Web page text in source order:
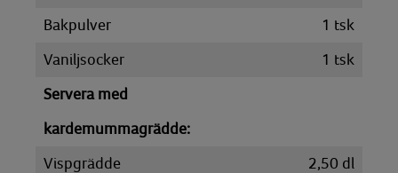
Bakpulver 1 tsk
Vaniljsocker
1 tsk
Servera med
kardemummagrädde:
Vispgrädde
2,50 dl